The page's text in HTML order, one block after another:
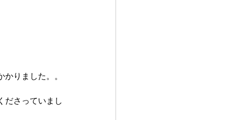
かりました。。
ださっていまし